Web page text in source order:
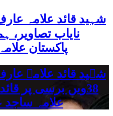
شہید قائد علامہ
نایاب تصاویر،
پاکستان
شہید قائد علامہ
38ویں برسی پر
علامہ ساجد